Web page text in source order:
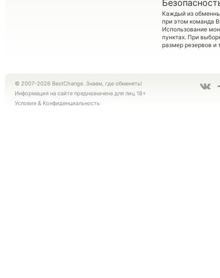
Каждый из
при этом команда
Использование
пунктах. При
размер резервов и
© 2007-2026 BestChange. Знаем, где обменять!
Информация на сайте предназначена для лиц 18+
Условия & Конфиденциальность